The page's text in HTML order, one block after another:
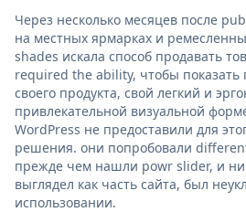
Через несколько месяцев после
на местных ярмарках и
shades искала способ продавать
required the ability, чтобы показать
своего продукта, свой легкий и
привлекательной визуальной
WordPress не предоставили для
решения. они попробовали
прежде чем нашли powr slider, и
выглядел как часть сайта, был
использовании.